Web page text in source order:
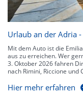
Urlaub an der Adria
Mit dem Auto ist die
aus zu erreichen. Wer
3. Oktober 2026 fahren
nach Rimini, Riccione und
Hier mehr erfahren